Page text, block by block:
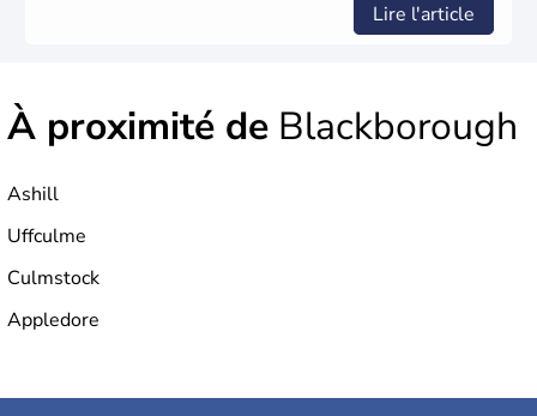
Lire l'article
À proximité de Blackborough
Ashill
Uffculme
Culmstock
Appledore